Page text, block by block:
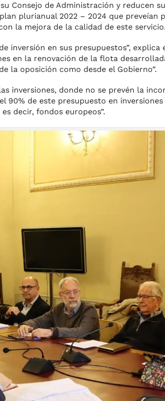
Consejo de Administración y reducen
plurianual 2022 – 2024 que
la mejora de la calidad de este servicio.
inversión en sus presupuestos”, explica
en la renovación de la flota
la oposición como desde el Gobierno”.
inversiones, donde no se prevén la
90% de este presupuesto en
decir, fondos europeos”.